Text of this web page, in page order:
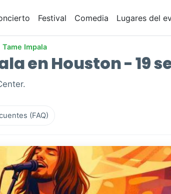
Festival Comedia Lugares del
Tame Impala
en Houston - 19
(FAQ)